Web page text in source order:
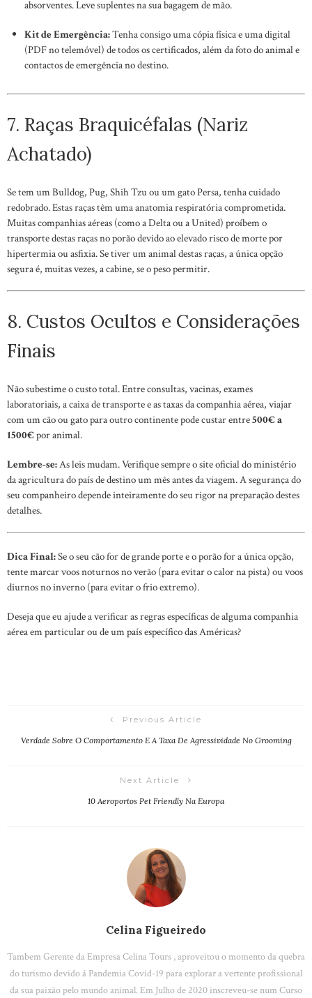
absorventes. Leve suplentes na sua bagagem de mão.
Kit de Emergência:Tenha consigo uma cópia física e uma digital
(PDF no telemóvel) de todos os certificados, além da foto do animal e
contactos de emergência no destino.
7. Raças Braquicéfalas (Nariz
Achatado)
Se tem um Bulldog, Pug, Shih Tzu ou um gato Persa, tenha cuidado
redobrado. Estas raças têm uma anatomia respiratória comprometida.
Muitas companhias aéreas (como a Delta ou a United) proíbem o
transporte destas raças no porão devido ao elevado risco de morte por
hipertermia ou asfixia. Se tiver um animal destas raças, a única opção
segura é, muitas vezes, a cabine, se o peso permitir.
8. Custos Ocultos e Considerações
Finais
Não subestime o custo total. Entre consultas, vacinas, exames
laboratoriais, a caixa de transporte e as taxas da companhia aérea, viajar
com um cão ou gato para outro continente pode custar entre500€ a
1500€por animal.
Lembre-se:As leis mudam. Verifique sempre o site oficial do ministério
da agricultura do país de destino um mês antes da viagem. A segurança do
seu companheiro depende inteiramente do seu rigor na preparação destes
detalhes.
Dica Final:Se o seu cão for de grande porte e o porão for a única opção,
tente marcar voos noturnos no verão (para evitar o calor na pista) ou voos
diurnos no inverno (para evitar o frio extremo).
Deseja que eu ajude a verificar as regras específicas de alguma companhia
aérea em particular ou de um país específico das Américas?
Previous Article
Verdade Sobre O Comportamento E A Taxa De Agressividade No Grooming
Next Article
10 Aeroportos Pet Friendly Na Europa
Celina Figueiredo
Tambem Gerente da Empresa Celina Tours , aproveitou o momento da quebra
do turismo devido á Pandemia Covid-19 para explorar a vertente profissional
da sua paixão pelo mundo animal. Em Julho de 2020 inscreveu-se num Curso